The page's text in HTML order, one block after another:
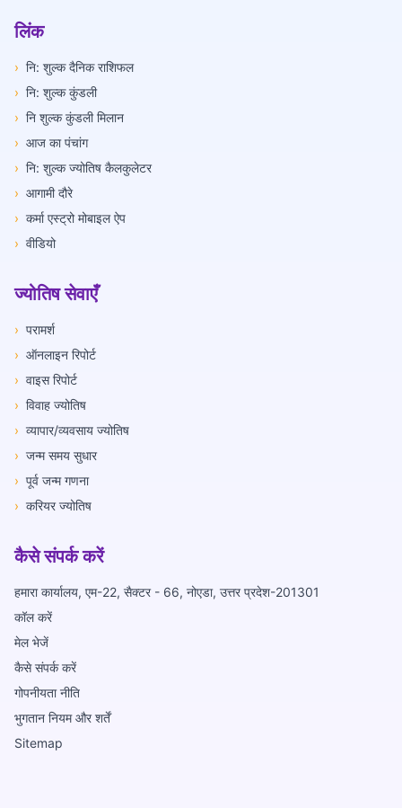
लिंक
› नि: शुल्क दैनिक राशिफल
› नि: शुल्क कुंडली
› नि शुल्क कुंडली मिलान
› आज का पंचांग
› नि: शुल्क ज्योतिष कैलकुलेटर
› आगामी दौरे
› कर्मा एस्ट्रो मोबाइल ऐप
› वीडियो
ज्योतिष सेवाएँ
› परामर्श
› ऑनलाइन रिपोर्ट
› वाइस रिपोर्ट
› विवाह ज्योतिष
› व्यापार/व्यवसाय ज्योतिष
› जन्म समय सुधार
› पूर्व जन्म गणना
› करियर ज्योतिष
कैसे संपर्क करें
हमारा कार्यालय, एम-22, सैक्टर - 66, नोएडा, उत्तर प्रदेश-201301
कॉल करें
मेल भेजें
कैसे संपर्क करें
गोपनीयता नीति
भुगतान नियम और शर्तें
Sitemap